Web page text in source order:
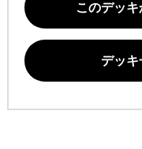
このデッ
デッキ